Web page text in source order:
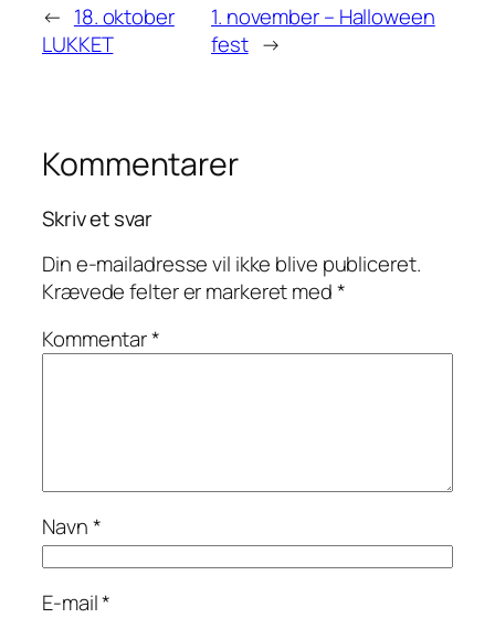
← 18. oktober
LUKKET
1. november – Halloween
fest →
Kommentarer
Skriv et svar
Din e-mailadresse vil ikke blive publiceret.
Krævede felter er markeret med*
Kommentar*
Navn*
E-mail*